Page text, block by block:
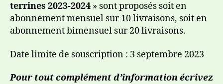
terrines 2023-2024 » sont proposés soit en
abonnement mensuel sur 10 livraisons, soit en
abonnement bimensuel sur 20 livraisons.
Date limite de souscription : 3 septembre 2023
Pour tout complément d’information écrivez